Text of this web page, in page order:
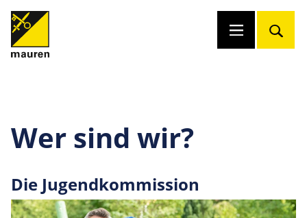
Wer sind wir?
Die Jugendkommission